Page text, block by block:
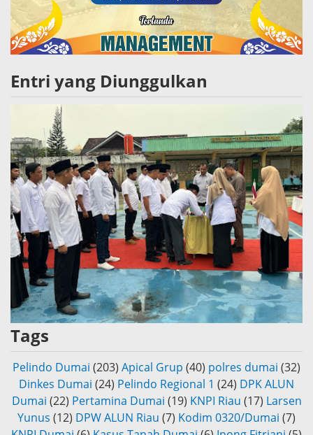
Entri yang Diunggulkan
Tags
Pelindo Dumai (203) Apical Grup (40) polres dumai (32)
Dinkes Dumai (24) Pelindo Regional 1 (24) DPK ALUN
Dumai (22) Pertamina Dumai (19) KNPI Riau (17) Larsen
Yunus (12) DPW ALUN Riau (7) Kodim 0320/Dumai (7)